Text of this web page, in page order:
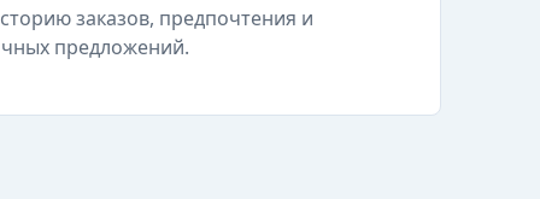
заказов, предпочтения и
предложений.